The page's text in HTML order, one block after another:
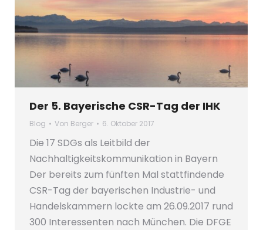
Der 5. Bayerische CSR-Tag der IHK
Blog Von Berger 6. Oktober 2017
Die 17 SDGs als Leitbild der
Nachhaltigkeitskommunikation in Bayern
Der bereits zum fünften Mal stattfindende
CSR-Tag der bayerischen Industrie- und
Handelskammern lockte am 26.09.2017 rund
300 Interessenten nach München. Die DFGE